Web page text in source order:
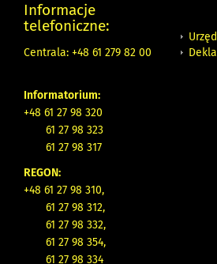
Informacje
telefoniczne:
Centrala: +48 61 279 82 00
Informatorium:
+48 61 27 98 320
61 27 98 323
61 27 98 317
REGON:
+48 61 27 98 310,
61 27 98 312,
61 27 98 332,
61 27 98 354,
61 27 98 334